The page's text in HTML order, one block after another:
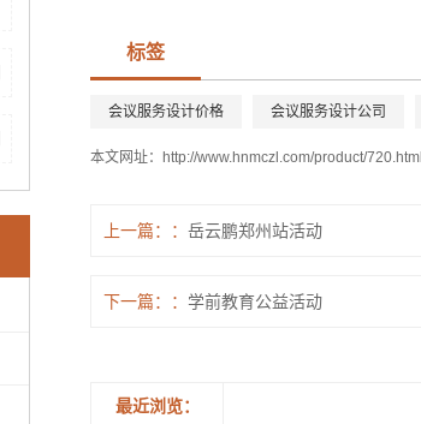
标签
会议服务设计价格 会议服务设计公司
本文网址： http://www.hnmczl.com/product/720.html
上一篇： 岳云鹏郑州站活动
下一篇： 学前教育公益活动
最近浏览：